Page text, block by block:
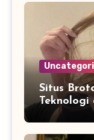
Situs
Teknologi
Platform